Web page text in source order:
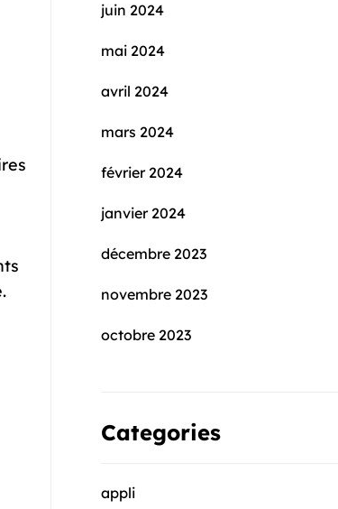
juin 2024
mai 2024
avril 2024
mars 2024
février 2024
janvier 2024
décembre 2023
novembre 2023
octobre 2023
Categories
appli